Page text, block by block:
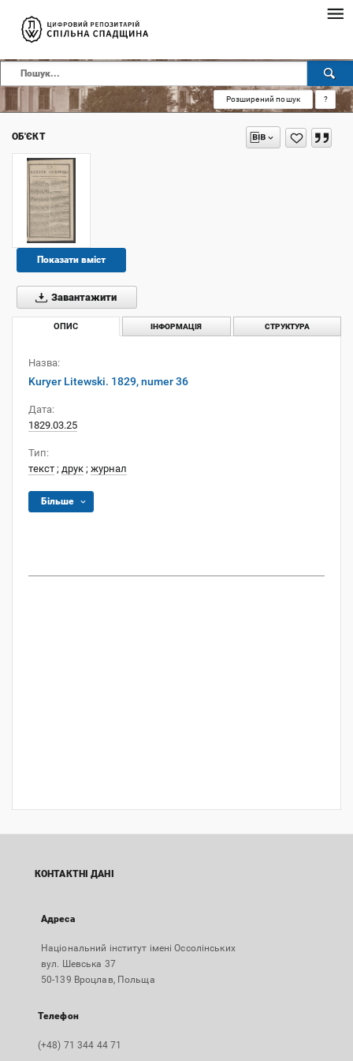
Розширений пошук ?
ОБ'ЄКТ
Показати вміст
Завантажити
ОПИС ІНФОРМАЦІЯ СТРУКТУРА
Назва:
Kuryer Litewski. 1829, numer 36
Дата:
1829.03.25
Тип:
текст ; друк ; журнал
Більше
КОНТАКТНІ ДАНІ
Адреса
Національний інститут імені Оссолінських
вул. Шевська 37
50-139 Вроцлав, Польща
Телефон
(+48) 71 344 44 71